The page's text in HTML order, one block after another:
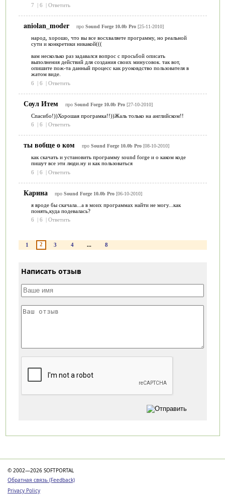
7
| 6 | Ответить
aniolan_moder про Sound Forge 10.0b Pro[25-11-2010]
народ, хорошо, что вы все восхваляете программу, но реальной
сути и конкретики никакой(((
вам несколько раз задавался вопрос с просьбой описать
выполнения действий для создания своих минусовок. так вот,
опишите пож-та данный процесс как руоковдство пользователя в
жатом виде.
6
| 6 | Ответить
Соул Итем про Sound Forge 10.0b Pro[27-10-2010]
Спасибо!))Хорошая програмка!!))Жаль только на английском!!
6
| 6 | Ответить
ты вобще о ком про Sound Forge 10.0b Pro[08-10-2010]
как скачать и установить программу sound forge и о каком коде
пишут все эти люди.ну и как пользоваться
6
| 6 | Ответить
Карина про Sound Forge 10.0b Pro[06-10-2010]
я вроде бы скачала...а в моих программах найти не могу...как
понять,куда подевалась?
6
| 6 | Ответить
1 2 3 4 ... 8
Написать отзыв
© 2002—2026 SOFTPORTAL
Обратная связь (Feedback)
Privacy Policy